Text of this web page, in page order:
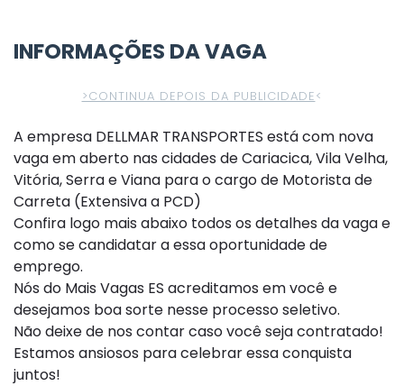
INFORMAÇÕES DA VAGA
>CONTINUA DEPOIS DA PUBLICIDADE<
A empresa DELLMAR TRANSPORTES está com nova
vaga em aberto nas cidades de Cariacica, Vila Velha,
Vitória, Serra e Viana para o cargo de Motorista de
Carreta (Extensiva a PCD)
Confira logo mais abaixo todos os detalhes da vaga e
como se candidatar a essa oportunidade de
emprego.
Nós do Mais Vagas ES acreditamos em você e
desejamos boa sorte nesse processo seletivo.
Não deixe de nos contar caso você seja contratado!
Estamos ansiosos para celebrar essa conquista
juntos!